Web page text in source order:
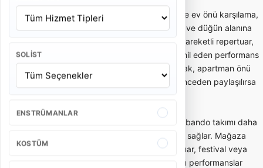
SOLIST
ENSTRÜMANLAR
KOSTÜM
Gelin alma ve düğün bandosu, özellikle ev önü karşılama,
gelin çıkarma, konvoy öncesi eğlence ve düğün alanına
enerjik giriş gibi anlarda tercih edilir. Hareketli repertuar,
oyun havaları ve davetlileri sürece dahil eden performans
tarzı bu kullanımda önemlidir. Dar sokak, apartman önü
veya açık alan gibi mekan detayları önceden paylaşılırsa
Açılış, kortej ve kurumsal etkinliklerde bando takımı daha
düzenli, ritimli ve dikkat çekici bir akış sağlar. Mağaza
açılışı, belediye etkinliği, okul töreni, fuar, festival veya
marka aktivasyonlarında kısa ve güçlü performanslar